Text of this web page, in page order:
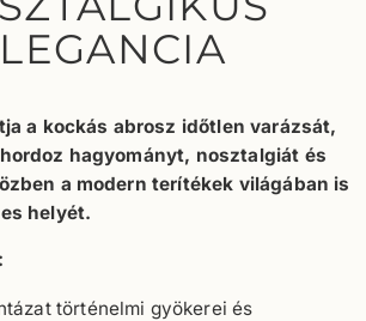
a kockás abrosz időtlen varázsát,
hagyományt, nosztalgiát és
a modern terítékek világában is
helyét.
történelmi gyökerei és